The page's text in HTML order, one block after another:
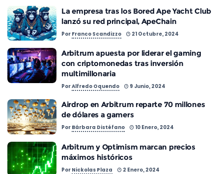
La empresa tras los Bored Ape Yacht Club
lanzó su red principal, ApeChain
Por Franco Scandizzo 21 Octubre, 2024
Arbitrum apuesta por liderar el gaming
con criptomonedas tras inversión
multimillonaria
PorAlfredo Oquendo 9 Junio, 2024
Airdrop en Arbitrum reparte 70 millones
de dólares a gamers
Por Bárbara Distéfano 10 Enero, 2024
Arbitrum y Optimism marcan precios
máximos históricos
Por Nickolas Plaza 2 Enero, 2024